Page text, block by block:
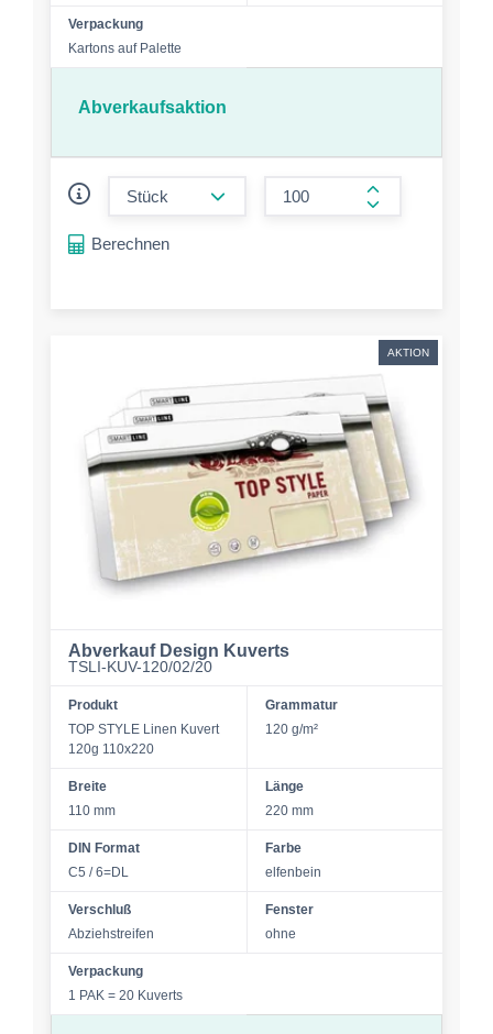
Verpackung
Kartons auf Palette
Abverkaufsaktion
form.increase-
Berechnen
AKTION
Abverkauf Design Kuverts
TSLI-KUV-120/02/20
Produkt
TOP STYLE Linen Kuvert
120g 110x220
Grammatur
120 g/m²
Breite
110 mm
Länge
220 mm
DIN Format
C5 / 6=DL
Farbe
elfenbein
Verschluß
Abziehstreifen
Fenster
ohne
Verpackung
1 PAK = 20 Kuverts